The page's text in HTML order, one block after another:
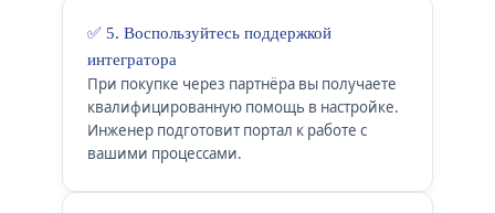
✅ 5. Воспользуйтесь поддержкой
интегратора
При покупке через партнёра вы получаете
квалифицированную помощь в настройке.
Инженер подготовит портал к работе с
вашими процессами.